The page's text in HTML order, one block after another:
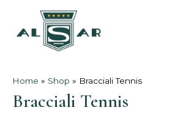
contenuto
Home » Shop » Bracciali Tennis
Bracciali Tennis